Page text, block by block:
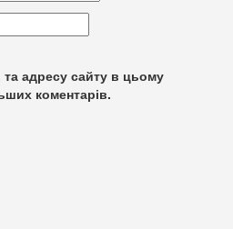
адресу сайту в цьому
коментарів.